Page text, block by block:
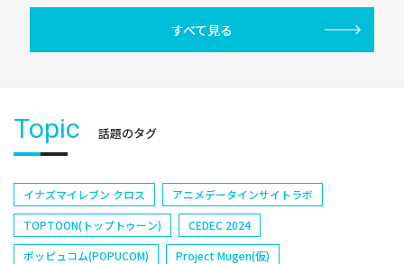
すべて見る
Topic 話題のタグ
イナズマイレブン クロス
アニメデータインサイトラボ
TOPTOON(トップトゥーン)
CEDEC 2024
ポッピュコム(POPUCOM)
Project Mugen(仮)